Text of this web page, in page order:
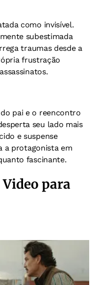
como invisível.
subestimada
traumas desde a
frustração
pai e o reencontro
seu lado mais
e suspense
a protagonista em
fascinante.
para